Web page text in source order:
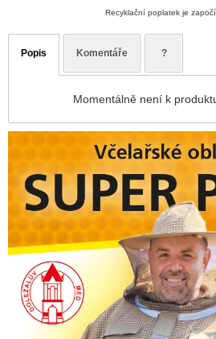
Recyklační poplatek je
Popis Komentáře ?
Momentálně není k